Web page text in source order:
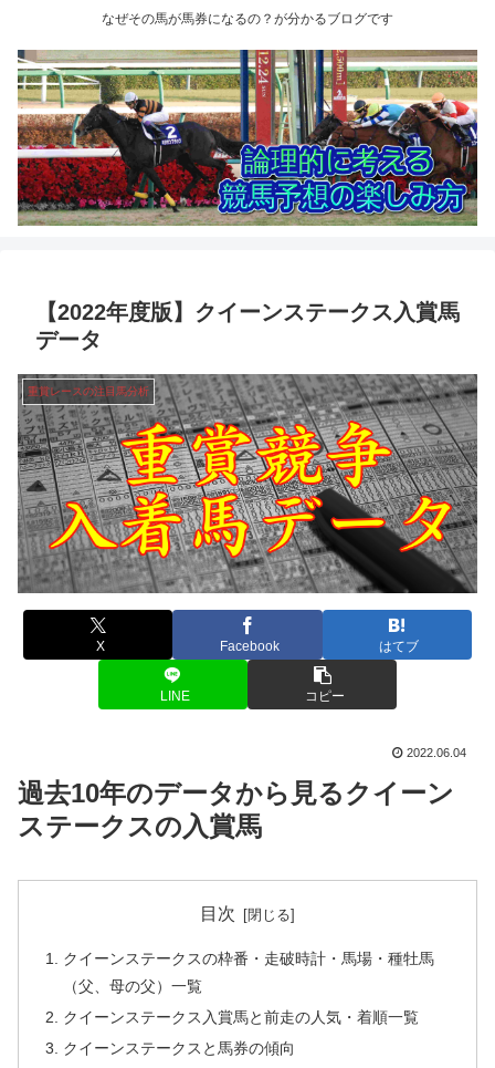
なぜその馬が馬券になるの？が分かるブログです
【2022年度版】クイーンステークス入賞馬
データ
重賞レースの注目馬分析
X Facebook はてブ
LINE コピー
2022.06.04
過去10年のデータから見るクイーン
ステークスの入賞馬
目次
クイーンステークスの枠番・走破時計・馬場・種牡馬
（父、母の父）一覧
クイーンステークス入賞馬と前走の人気・着順一覧
クイーンステークスと馬券の傾向